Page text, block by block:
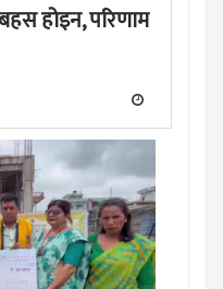
होइन, परिणाम